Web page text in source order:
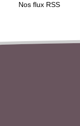
Nos flux RSS